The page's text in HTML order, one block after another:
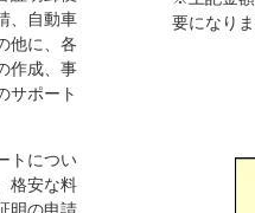
要になりま
、自動車
他に、各
作成、事
サポート
トについ
格安な料
明の申請